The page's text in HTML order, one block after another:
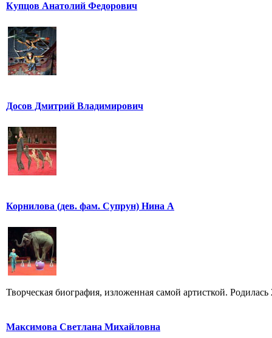
Купцов Анатолий Федорович
Досов Дмитрий Владимирович
Корнилова (дев. фам. Супрун) Нина А
Творческая биография, изложенная самой артисткой.
Максимова Светлана Михайловна